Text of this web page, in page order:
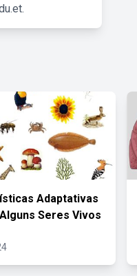
Adaptativas
Seres Vivos